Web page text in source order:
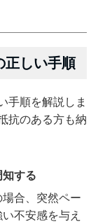
正しい手順
手順を解説しま
抗のある方も納
する
合、突然ペー
不安感を与え